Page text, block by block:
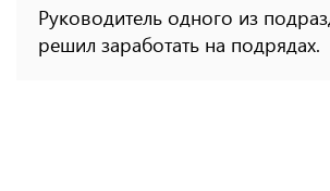
Руководитель одного из
решил заработать на подрядах.